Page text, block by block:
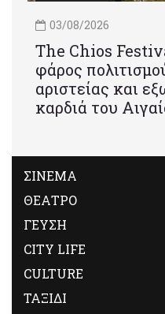
03/08/2026
Τhe Chios
φάρος
αριστείας και
καρδιά του
ΣΙΝΕΜΑ
ΘΕΑΤΡΟ
ΓΕΥΣΗ
CITY LIFE
CULTURE
ΤΑΞΙΔΙ